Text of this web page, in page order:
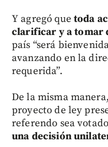
Y agregó que toda
clarificar y a tomar
país “será
avanzando en la
requerida”.
De la misma
proyecto de ley
referendo sea
una decisión